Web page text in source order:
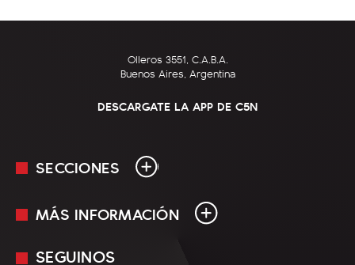
Olleros 3551, C.A.B.A.
Buenos Aires, Argentina
DESCARGATE LA APP DE C5N
SECCIONES
En Vivo
MÁS INFORMACIÓN
SEGUINOS